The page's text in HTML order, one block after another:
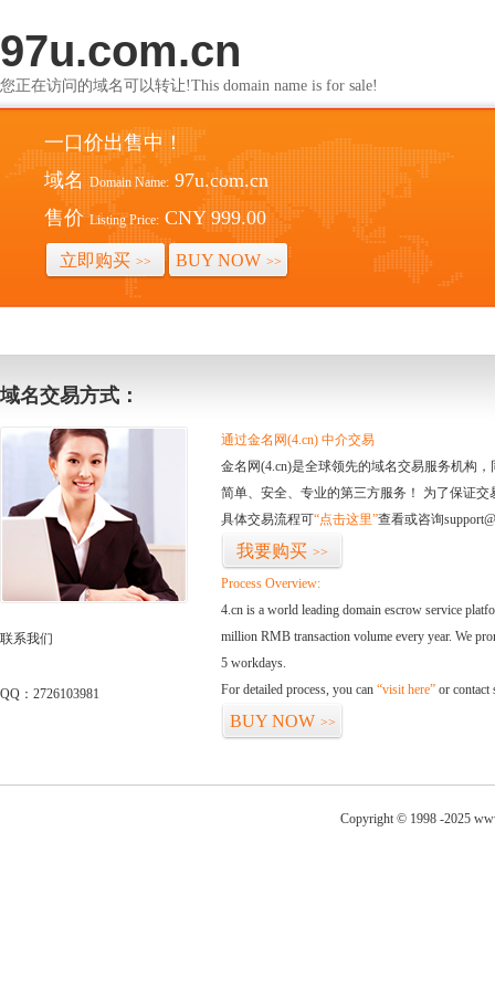
97u.com.cn
您正在访问的域名可以转让!This domain name is for sale!
一口价出售中！
域名 Domain Name: 97u.com.cn
售价 Listing Price: CNY 999.00
立即购买 >> BUY NOW >>
域名交易方式：
联系我们
QQ：2726103981
通过金名网(4.cn) 中介交易
金名网(4.cn)是全球领先的域名交易服务机构
简单、安全、专业的第三方服务！ 为了保证
具体交易流程可“点击这里”查看或咨询
我要购买 >>
Process Overview:
4.cn is a world leading domain escrow service
million RMB transaction volume every year. We
5 workdays.
For detailed process, you can “visit here” or contact
BUY NOW >>
Copyright © 1998 -2025